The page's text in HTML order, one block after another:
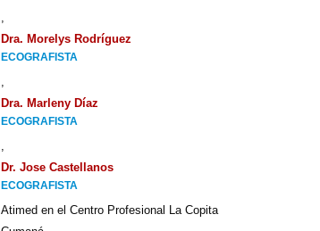
,
Dra. Morelys Rodríguez
ECOGRAFISTA
,
Dra. Marleny Díaz
ECOGRAFISTA
,
Dr. Jose Castellanos
ECOGRAFISTA
Atimed en el Centro Profesional La Copita